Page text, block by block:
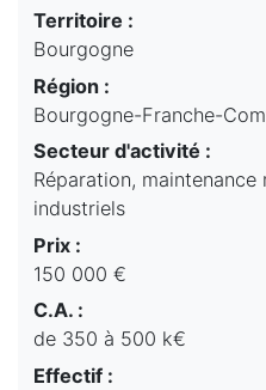
Territoire :
Bourgogne
Région :
Bourgogne-Franche-
Secteur d'activité :
Réparation, maintenance
industriels
Prix :
150 000 €
C.A. :
de 350 à 500 k€
Effectif :